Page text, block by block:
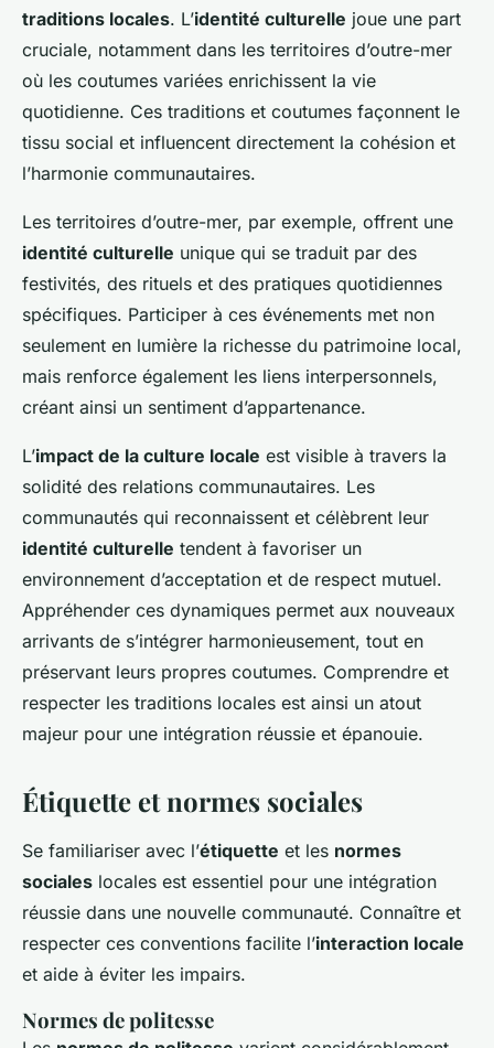
traditions locales. L’identité culturelle joue une part
cruciale, notamment dans les territoires d’outre-mer
où les coutumes variées enrichissent la vie
quotidienne. Ces traditions et coutumes façonnent le
tissu social et influencent directement la cohésion et
l’harmonie communautaires.
Les territoires d’outre-mer, par exemple, offrent une
identité culturelle unique qui se traduit par des
festivités, des rituels et des pratiques quotidiennes
spécifiques. Participer à ces événements met non
seulement en lumière la richesse du patrimoine local,
mais renforce également les liens interpersonnels,
créant ainsi un sentiment d’appartenance.
L’impact de la culture locale est visible à travers la
solidité des relations communautaires. Les
communautés qui reconnaissent et célèbrent leur
identité culturelle tendent à favoriser un
environnement d’acceptation et de respect mutuel.
Appréhender ces dynamiques permet aux nouveaux
arrivants de s’intégrer harmonieusement, tout en
préservant leurs propres coutumes. Comprendre et
respecter les traditions locales est ainsi un atout
majeur pour une intégration réussie et épanouie.
Étiquette et normes sociales
Se familiariser avec l’étiquette et les normes
sociales locales est essentiel pour une intégration
réussie dans une nouvelle communauté. Connaître et
respecter ces conventions facilite l’interaction locale
et aide à éviter les impairs.
Normes de politesse